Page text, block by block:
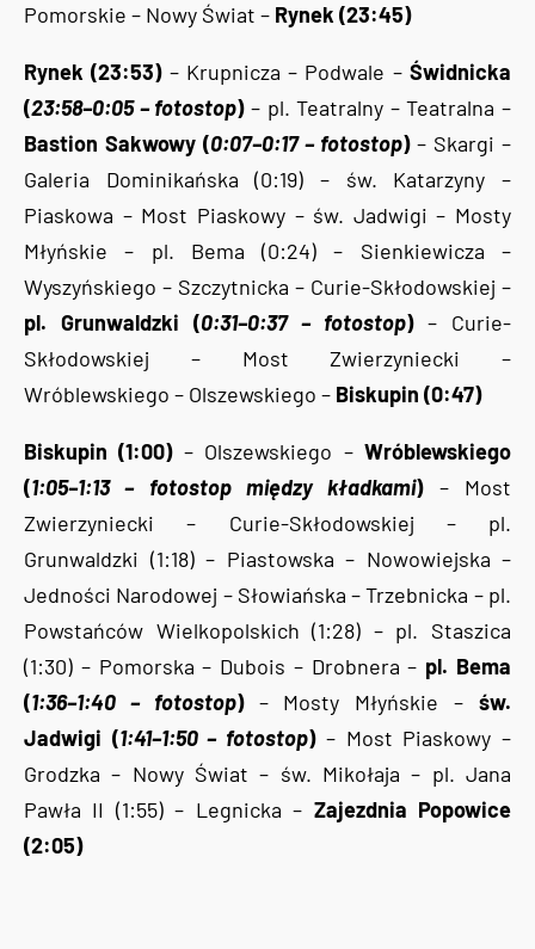
Pomorskie – Nowy Świat – Rynek (23:45)
Rynek (23:53) – Krupnicza – Podwale –Świdnicka
(23:58–0:05 – fotostop)– pl. Teatralny – Teatralna –
Bastion Sakwowy (0:07–0:17 – fotostop)– Skargi –
Galeria Dominikańska (0:19) – św. Katarzyny –
Piaskowa – Most Piaskowy – św. Jadwigi – Mosty
Młyńskie – pl. Bema (0:24) – Sienkiewicza –
Wyszyńskiego – Szczytnicka – Curie-Skłodowskiej –
pl. Grunwaldzki (0:31–0:37 – fotostop)– Curie-
Skłodowskiej – Most Zwierzyniecki –
Wróblewskiego – Olszewskiego – Biskupin (0:47)
Biskupin (1:00) – Olszewskiego –Wróblewskiego
(1:05–1:13 – fotostop między kładkami)– Most
Zwierzyniecki – Curie-Skłodowskiej – pl.
Grunwaldzki (1:18) – Piastowska – Nowowiejska –
Jedności Narodowej – Słowiańska – Trzebnicka – pl.
Powstańców Wielkopolskich (1:28) – pl. Staszica
(1:30) – Pomorska – Dubois – Drobnera – pl. Bema
(1:36–1:40 – fotostop)– Mosty Młyńskie –św.
Jadwigi (1:41–1:50 – fotostop)– Most Piaskowy –
Grodzka – Nowy Świat – św. Mikołaja – pl. Jana
Pawła II (1:55) – Legnicka – Zajezdnia Popowice
(2:05)